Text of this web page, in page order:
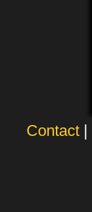
Contact|